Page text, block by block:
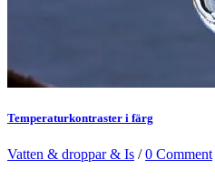
Temperaturkontraster i färg
Vatten & droppar & Is /0 Comment